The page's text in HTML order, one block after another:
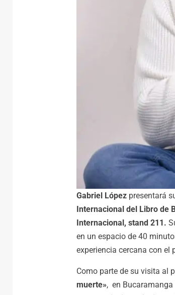
Gabriel López presentará
Internacional del Libro de
Internacional, stand 211.
en un espacio de 40
experiencia cercana con el
Como parte de su visita al
muerte», en